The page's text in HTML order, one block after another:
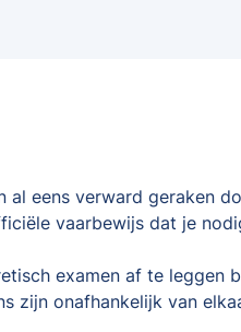
eens verward geraken
vaarbewijs dat je
examen af te leggen
zijn onafhankelijk van